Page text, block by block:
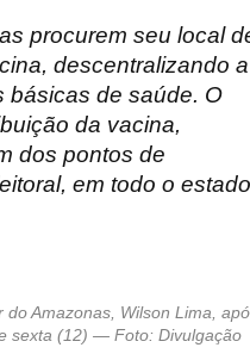
procurem seu local
descentralizando a
básicas de saúde. O
da vacina,
dos pontos de
em todo o
Amazonas, Wilson Lima,
sexta (12) — Foto: Divulgação